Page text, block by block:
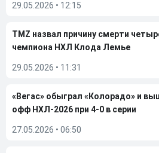
29.05.2026 • 12:15
TMZ назвал причину смерти
чемпиона НХЛ Клода Лемье
29.05.2026 • 11:31
«Вегас» обыграл «Колорадо» и
офф НХЛ-2026 при 4-0 в серии
27.05.2026 • 06:50